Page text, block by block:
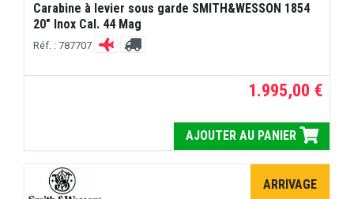
Carabine à levier sous garde SMITH&WESSON 1854
20" Inox Cal. 44 Mag
Réf. : 787707
1.995,00 €
AJOUTER AU PANIER
ARRIVAGE